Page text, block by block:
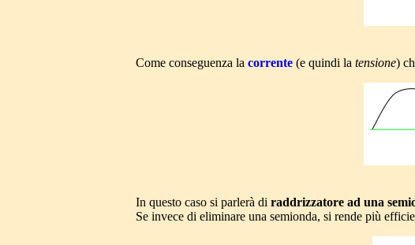
Come conseguenza la corrente (e quindi la tensione)
In questo caso si parlerà di raddrizzatore ad una
Se invece di eliminare una semionda, si rende più